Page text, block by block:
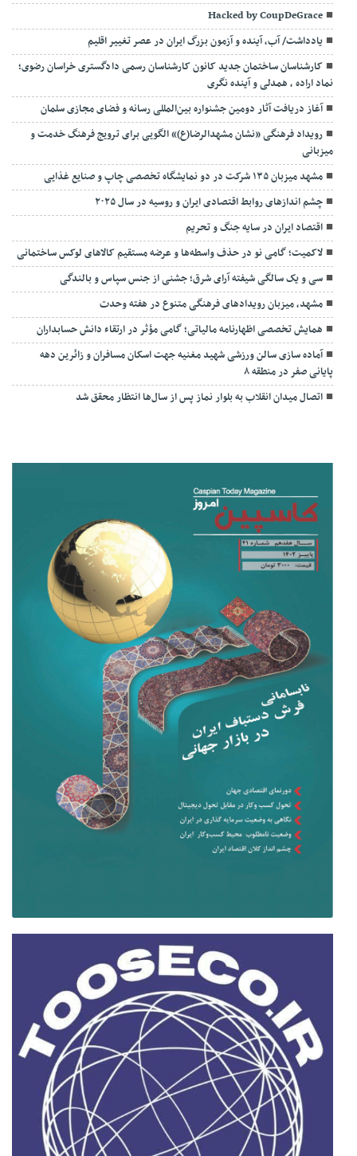
Hacked by CoupDeGrace
یادداشت/ آب، آینده و آزمون بزرگ ایران در عصر تغییر اقلیم
کارشناسان ساختمان جدید کانون کارشناسان رسمی دادگستری خراسان رضوی؛
نماد اراده ، همدلی و آینده نگری
آغاز دریافت آثار دومین جشنواره بین‌المللی رسانه و فضای مجازی سلمان
رویداد فرهنگی «نشان مشهدالرضا(ع)» الگویی برای ترویج فرهنگ خدمت و
میزبانی
مشهد میزبان ۱۳۵ شرکت در دو نمایشگاه تخصصی چاپ و صنایع غذایی
چشم اندازهای روابط اقتصادی ایران و روسیه در سال ۲۰۲۵
اقتصاد ایران در سایه جنگ و تحریم
لاکمیت؛ گامی نو در حذف واسطه‌ها و عرضه مستقیم کالاهای لوکس ساختمانی
سی و یک سالگی شیفته آرای شرق؛ جشنی از جنس سپاس و بالندگی
مشهد، میزبان رویدادهای فرهنگی متنوع در هفته وحدت
همایش تخصصی اظهارنامه مالیاتی؛ گامی مؤثر در ارتقاء دانش حسابداران
آماده سازی سالن ورزشی شهید مغنیه جهت اسکان مسافران و زائرین دهه
پایانی صفر در منطقه ۸
اتصال میدان انقلاب به بلوار نماز پس از سال‌ها انتظار محقق شد